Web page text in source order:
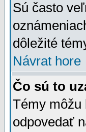
Sú často
dôležité
Návrat hore
Čo sú to
Témy môžu
odpovedať